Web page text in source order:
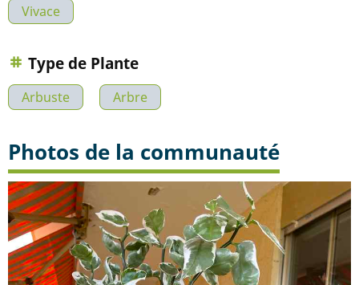
Vivace
Type de Plante
Arbuste Arbre
Photos de la communauté